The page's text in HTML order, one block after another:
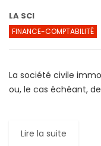
LA SCI
FINANCE-COMPTABILITÉ
La société civile
ou, le cas échéant,
Lire la suite